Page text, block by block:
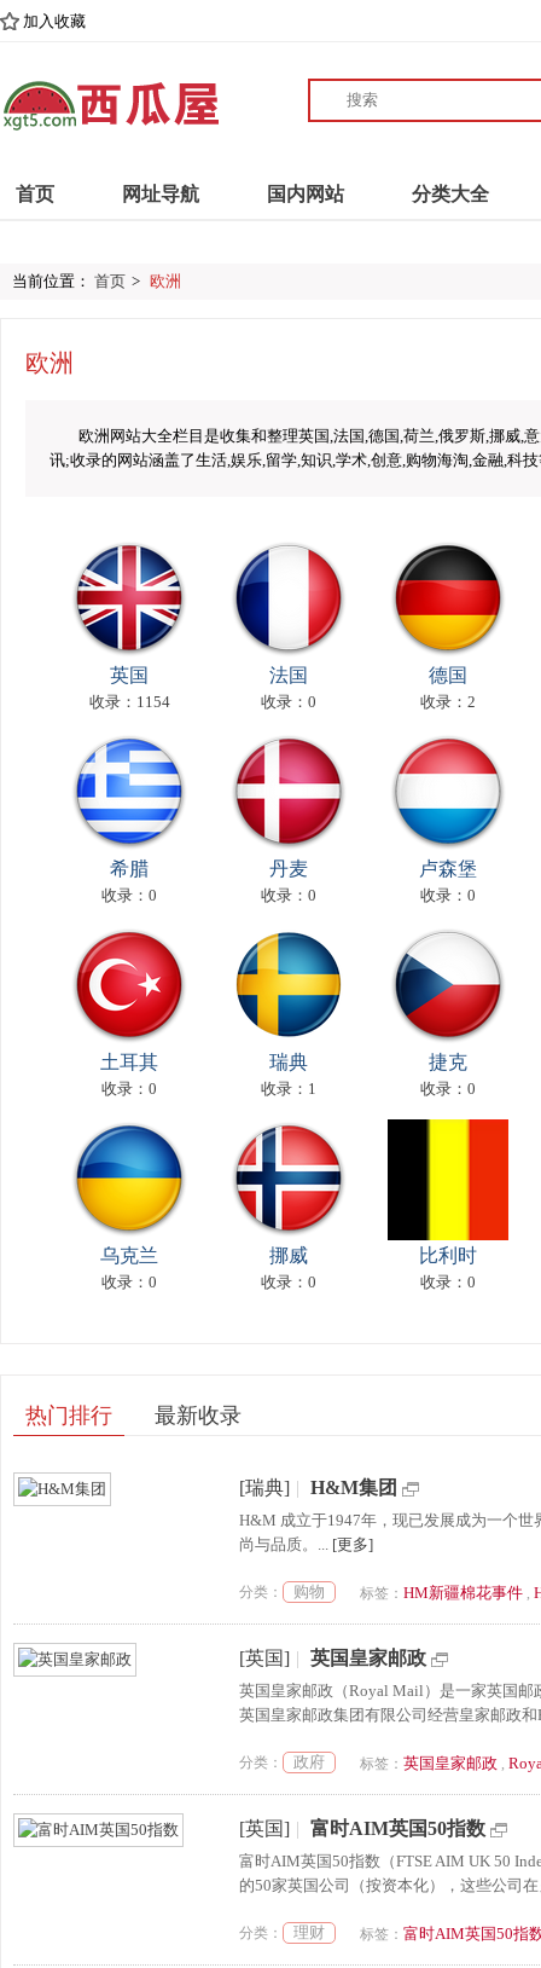
加入收藏
首页 网址导航 国内网站 分类大全
当前位置： 首页 > 欧洲
欧洲
欧洲网站大全栏目是收集和整理英国,法国,德国,荷兰,俄罗斯,挪威,
讯;收录的网站涵盖了生活,娱乐,留学,知识,学术,创意,购物海淘,金融,科
英国
收录：1154
法国
收录：0
德国
收录：2
希腊
收录：0
丹麦
收录：0
卢森堡
收录：0
土耳其
收录：0
瑞典
收录：1
捷克
收录：0
乌克兰
收录：0
挪威
收录：0
比利时
收录：0
热门排行 最新收录
[瑞典] | H&M集团
H&M 成立于1947年，现已发展成为一个
尚与品质。... [更多]
分类： 购物 标签： HM新疆棉花事件 ,
[英国] | 英国皇家邮政
英国皇家邮政（Royal Mail）是一家英国
英国皇家邮政集团有限公司经营皇家邮政
分类： 政府 标签： 英国皇家邮政 ,
[英国] | 富时AIM英国50指数
富时AIM英国50指数（FTSE AIM UK 50
的50家英国公司（按资本化），这些公司
分类： 理财 标签： 富时AIM英国50指